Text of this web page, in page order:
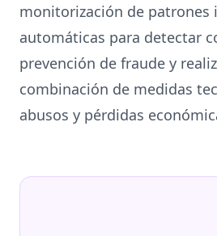
monitorización de patrones
automáticas para detectar
prevención de fraude y
combinación de medidas
abusos y pérdidas